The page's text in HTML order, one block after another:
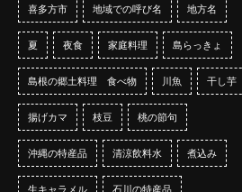
喜多方市 地域での呼び名 地方名
夏 夜食 家庭料理 島らっきょ
島根の郷土料理 食べ物 川魚 干し芋
揚げカマ 枝豆 桃の節句
沖縄の特産品 清涼飲料水 煮込み
生キャラメル 石川の特産品